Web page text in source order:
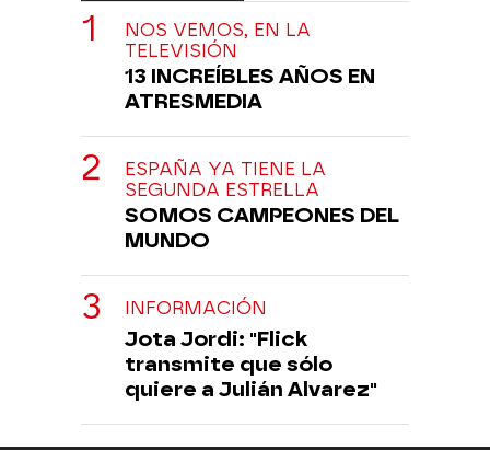
NOS VEMOS, EN LA
TELEVISIÓN
13 INCREÍBLES AÑOS EN
ATRESMEDIA
ESPAÑA YA TIENE LA
SEGUNDA ESTRELLA
SOMOS CAMPEONES DEL
MUNDO
INFORMACIÓN
Jota Jordi: "Flick
transmite que sólo
quiere a Julián Alvarez"